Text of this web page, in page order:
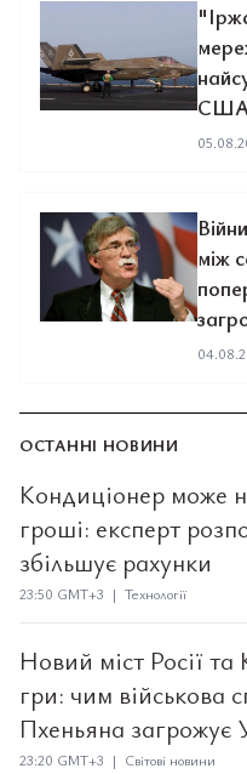
між
ОСТАННІ НОВИНИ
Кондиціонер може
гроші: експерт
збільшує рахунки
23:50 GMT+3 | Технології
Новий міст Росії
гри: чим військова
Пхеньяна загрожує
23:20 GMT+3 | Світові новини